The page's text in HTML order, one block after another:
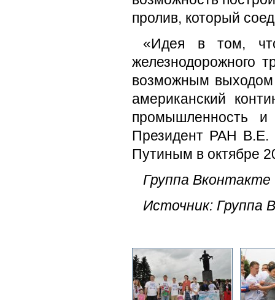
пролив, который
«Идея в том,
железнодорожного
возможным выходом
американский
промышленность
Президент РАН В.Е.
Путиным в октябре
Группа Вконтакте
Источник: Группа